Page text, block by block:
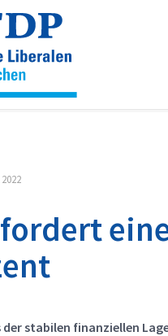
fordert
der stabilen finanziellen